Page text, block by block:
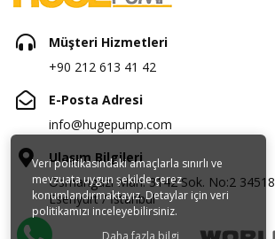
Veri politikasındaki amaçlarla sınırlı ve
mevzuata uygun şekilde çerez
konumlandırmaktayız. Detaylar için veri
politikamızı inceleyebilirsiniz.
Daha fazla bilgi
Müşteri Hizmetleri
+90 212 613 41 42
E-Posta Adresi
info@hugepump.com
Ulaşım Bilgileri
Osmangazi Mah. 3142 Sok. No:2 34518
Esenyurt / İstanbul